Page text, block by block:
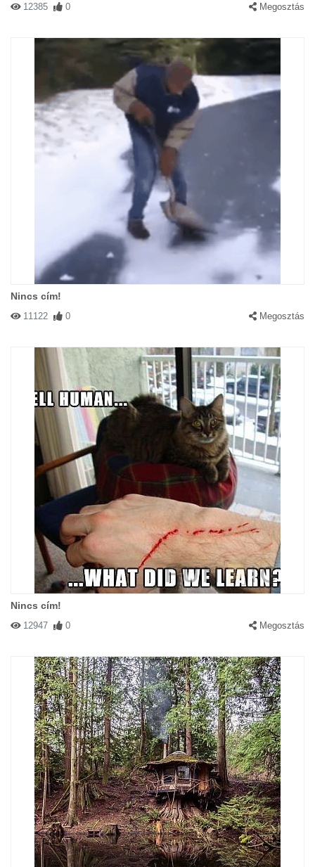
12385 0 Megosztás
Nincs cím!
11122 0 Megosztás
Nincs cím!
12947 0 Megosztás